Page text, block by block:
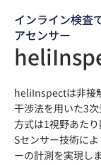
インライン検査
アセンサー
heliInspectは非接
干渉法を用いた3
方式は1視野あた
Sセンサー技術に
ーの計測を実現し